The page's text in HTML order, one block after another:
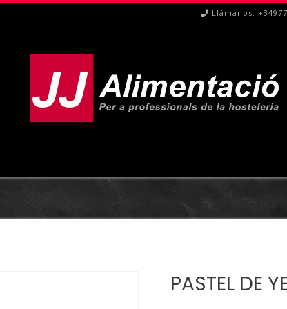
Llámanos:
PASTEL DE